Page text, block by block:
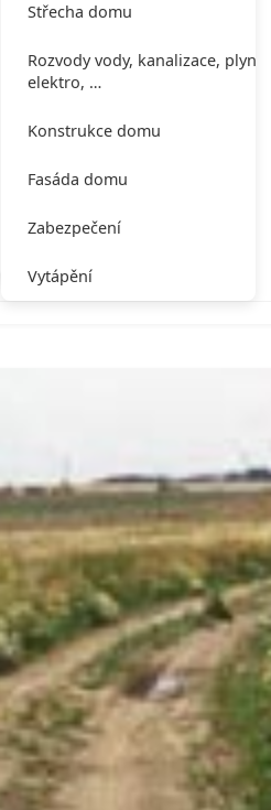
Střecha domu
Rozvody vody, kanalizace, plynu,
elektro, …
Konstrukce domu
Fasáda domu
Zabezpečení
Vytápění